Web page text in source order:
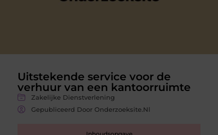
Uitstekende service voor de
verhuur van een kantoorruimte
Zakelijke Dienstverlening
Gepubliceerd Door Onderzoeksite.nl